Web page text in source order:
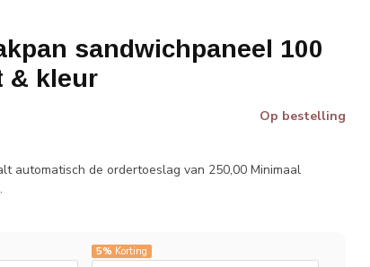
sandwichpaneel 100
& kleur
Op bestelling
automatisch de ordertoeslag van 250,00 Minimaal
.
5% Korting